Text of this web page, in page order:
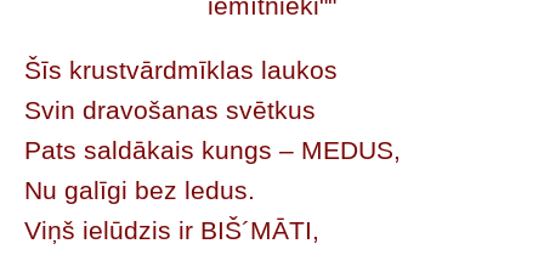
Šīs krustvārdmīklas laukos
Svin dravošanas svētkus
Pats saldākais kungs – MEDUS,
Nu galīgi bez ledus.
Viņš ielūdzis ir BIŠ´MĀTI,